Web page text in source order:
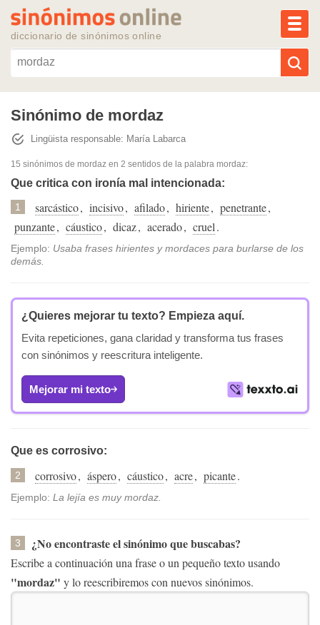
diccionario de sinónimos online
Reescribir texto con IA
Sinónimos populares
Temas populares
Temas recientes
Sinónimo de mordaz
Lingüista responsable: María Labarca
15 sinónimos de mordaz en 2 sentidos de la palabra mordaz:
Que critica con ironía mal intencionada:
1 sarcástico, incisivo, afilado, hiriente, penetrante,
punzante, cáustico, dicaz, acerado, cruel.
Ejemplo: Usaba frases hirientes y mordaces para burlarse de los
demás.
¿Quieres mejorar tu texto? Empieza aquí.
Evita repeticiones, gana claridad y transforma tus frases
con sinónimos y reescritura inteligente.
Mejorar mi texto
Que es corrosivo:
2 corrosivo, áspero, cáustico, acre, picante.
Ejemplo: La lejía es muy mordaz.
3 ¿No encontraste el sinónimo que buscabas?
Escribe a continuación una frase o un pequeño texto usando
"mordaz" y lo reescribiremos con nuevos sinónimos.